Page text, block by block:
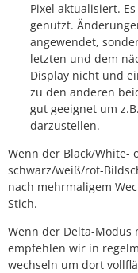
Pixel aktualisiert.
genutzt.
angewendet,
letzten und dem
Display nicht und
zu den anderen
gut geeignet um
darzustellen.
Wenn der Black/White-
schwarz/weiß/rot-
nach mehrmaligem
Stich.
Wenn der Delta-
empfehlen wir in
wechseln um dort